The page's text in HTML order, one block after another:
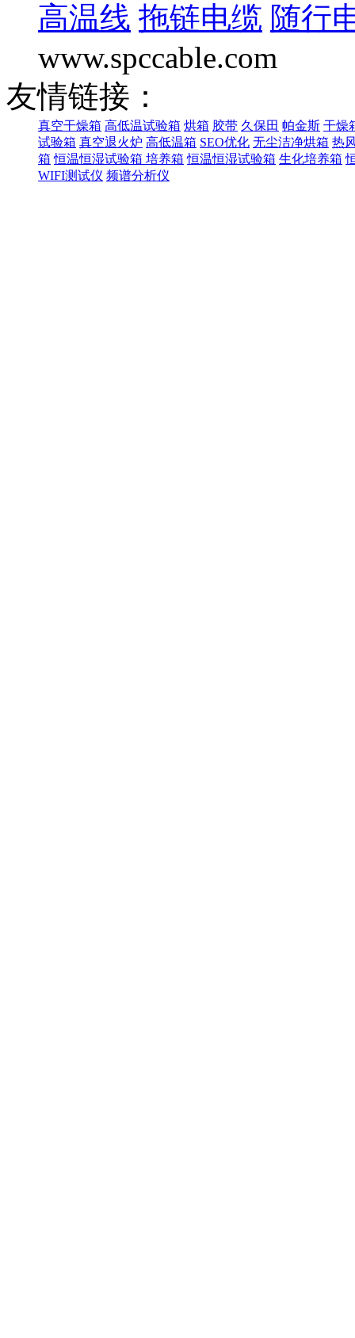
高温线 拖链电缆 随行
www.spccable.com
友情链接：
真空干燥箱 高低温试验箱 烘箱 胶带 久保田 帕金斯 干燥
试验箱 真空退火炉 高低温箱 SEO优化 无尘洁净烘箱 热
箱 恒温恒湿试验箱 培养箱 恒温恒湿试验箱 生化培养箱
WIFI测试仪 频谱分析仪